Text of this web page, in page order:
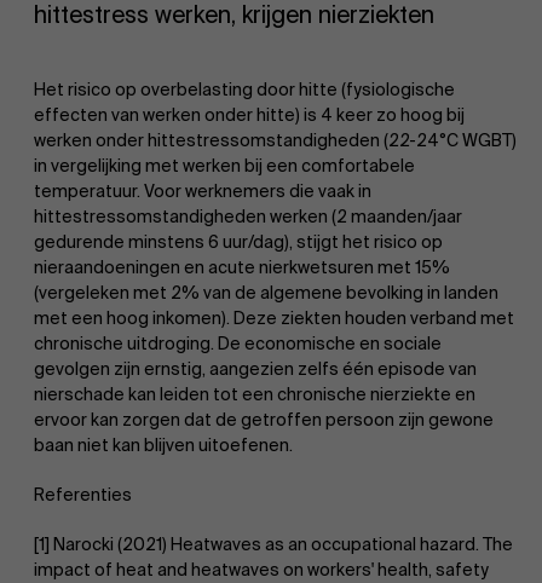
hittestress werken, krijgen nierziekten
Het risico op overbelasting door hitte (fysiologische
effecten van werken onder hitte) is 4 keer zo hoog bij
werken onder hittestressomstandigheden (22-24°C WGBT)
in vergelijking met werken bij een comfortabele
temperatuur. Voor werknemers die vaak in
hittestressomstandigheden werken (2 maanden/jaar
gedurende minstens 6 uur/dag), stijgt het risico op
nieraandoeningen en acute nierkwetsuren met 15%
(vergeleken met 2% van de algemene bevolking in landen
met een hoog inkomen). Deze ziekten houden verband met
chronische uitdroging. De economische en sociale
gevolgen zijn ernstig, aangezien zelfs één episode van
nierschade kan leiden tot een chronische nierziekte en
ervoor kan zorgen dat de getroffen persoon zijn gewone
baan niet kan blijven uitoefenen.
Referenties
[1] Narocki (2021) Heatwaves as an occupational hazard. The
impact of heat and heatwaves on workers' health, safety